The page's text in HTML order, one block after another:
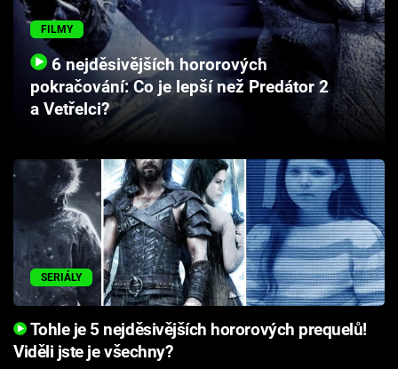
Cool Esport
Pořady
TV Program
Sledujte prima+
Přihlášení
Sledujte nás
FILMY
6 nejděsivějších hororových
pokračování: Co je lepší než Predátor 2
a Vetřelci?
SERIÁLY
Tohle je 5 nejděsivějších hororových prequelů!
Viděli jste je všechny?